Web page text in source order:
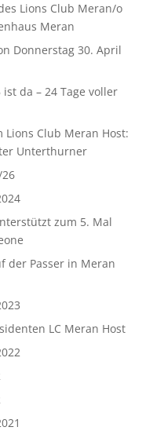
Lions Club Meran/o
Meran
Donnerstag 30. April
da – 24 Tage voller
Club Meran Host:
Unterthurner
zum 5. Mal
der Passer in Meran
LC Meran Host